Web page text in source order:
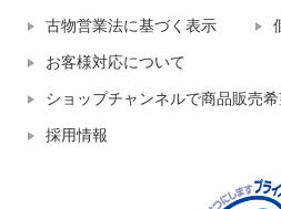
古物営業法に基づく表示
お客様対応について
ショップチャンネルで商品販売
採用情報